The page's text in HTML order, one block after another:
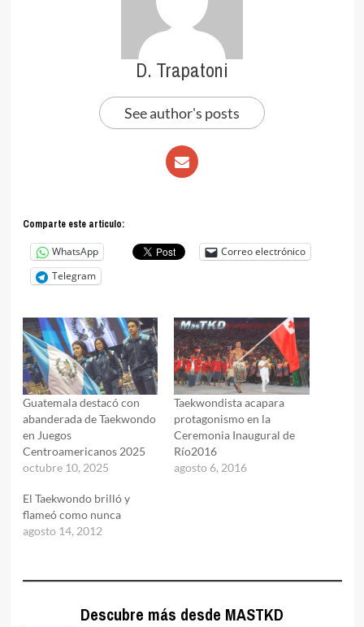
D. Trapatoni
See author's posts
Comparte este articulo:
WhatsApp
Correo electrónico
Telegram
Guatemala destacó con
abanderada de Taekwondo
en Juegos
Centroamericanos 2025
octubre 10, 2025
Taekwondista acapara
protagonismo en la
Ceremonia Inaugural de
Río2016
agosto 6, 2016
El Taekwondo brilló y
flameó como nunca
agosto 14, 2012
Descubre más desde MASTKD